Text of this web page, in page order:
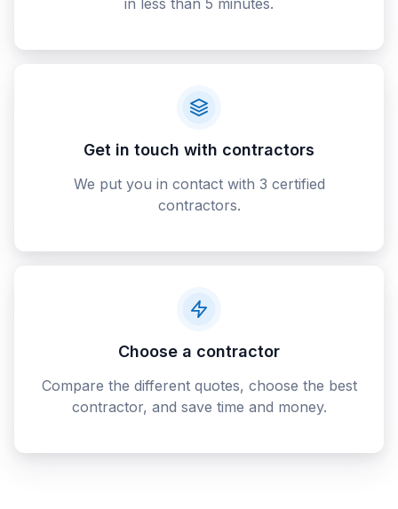
in less than 5 minutes.
Get in touch with contractors
We put you in contact with 3 certified
contractors.
Choose a contractor
Compare the different quotes, choose the best
contractor, and save time and money.